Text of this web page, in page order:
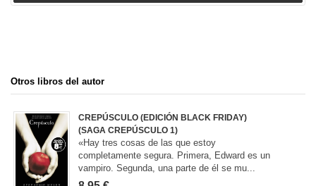
Otros libros del autor
CREPÚSCULO (EDICIÓN BLACK FRIDAY)
(SAGA CREPÚSCULO 1)
«Hay tres cosas de las que estoy
completamente segura. Primera, Edward es un
vampiro. Segunda, una parte de él se mu...